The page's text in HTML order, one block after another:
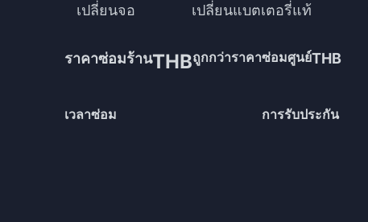
เปลี่ยนจอ เปลี่ยนแบตเตอรี่แท้
ราคาซ่อมร้านTHBถูกกว่าราคาซ่อมศูนย์THB
เวลาซ่อม การรับประกัน